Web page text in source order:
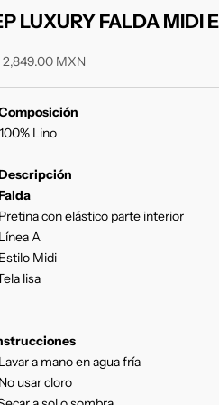
LUXURY FALDA MIDI
de oferta
2,849.00 MXN
Lino
con elástico parte interior
A
Midi
lisa
a mano en agua fría
usar cloro